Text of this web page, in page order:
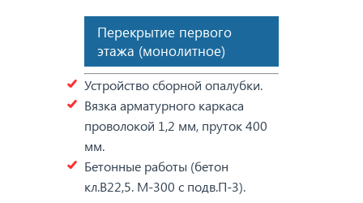
Перекрытие первого
этажа (монолитное)
Устройство сборной опалубки.
Вязка арматурного каркаса
проволокой 1,2 мм, пруток 400
мм.
Бетонные работы (бетон
кл.В22,5. М-300 с подв.П-3).